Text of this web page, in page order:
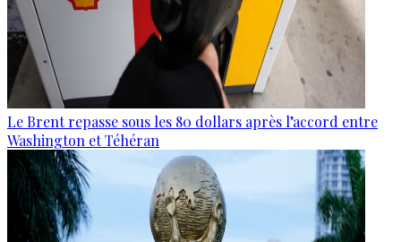
Le Brent repasse sous les 80 dollars après l’accord entre
Washington et Téhéran